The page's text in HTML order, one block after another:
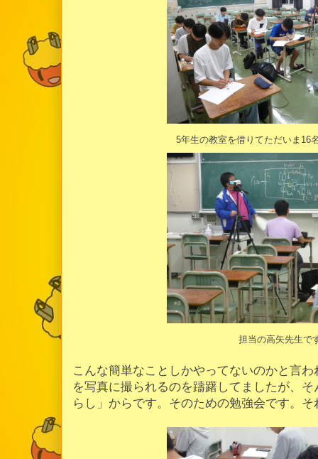
5年生の教室を借りてただいま16
担当の高矢先生で
こんな簡単なことしかやってないのかと言
を写真に撮られるのを躊躇してましたが、
らし」からです。そのための勉強会です。